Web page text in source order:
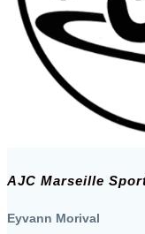
AJC Marseille
Eyvann Morival